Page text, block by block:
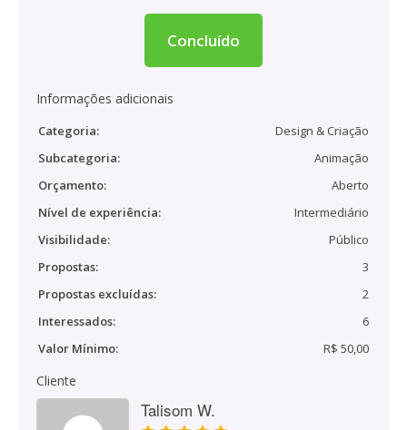
Concluído
Informações adicionais
Categoria:
Design & Criação
Subcategoria:
Animação
Orçamento:
Aberto
Nível de experiência:
Intermediário
Visibilidade:
Público
Propostas:
3
Propostas excluídas:
2
Interessados:
6
Valor Mínimo:
R$ 50,00
Cliente
Talisom W.